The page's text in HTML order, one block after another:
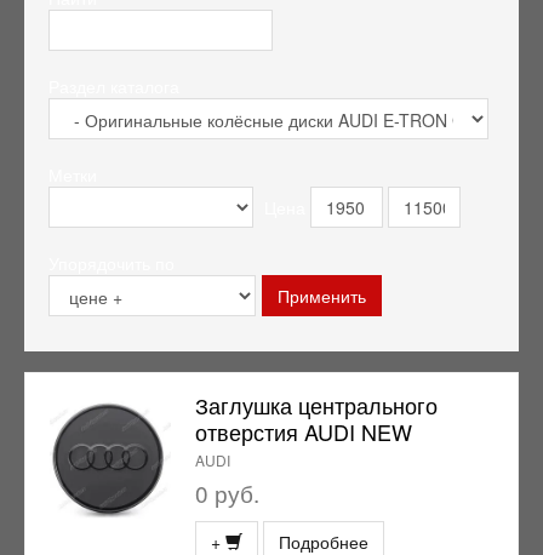
Заглушка центрального
отверстия AUDI NEW
AUDI
0 руб.
+ Подробнее